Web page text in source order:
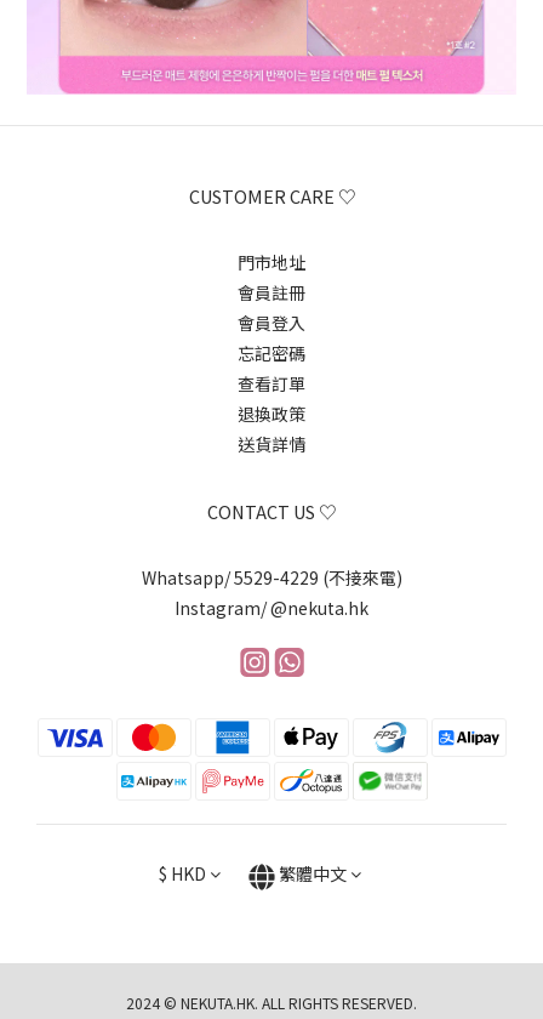
CUSTOMER CARE ♡
門市地址
會員註冊
會員登入
忘記密碼
查看訂單
退換政策
送貨詳情
CONTACT US ♡
Whatsapp/ 5529-4229 (不接來電)
Instagram/ @nekuta.hk
$ HKD 繁體中文
2024 © NEKUTA.HK. ALL RIGHTS RESERVED.